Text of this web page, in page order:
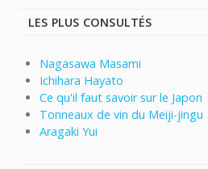
LES PLUS CONSULTÉS
Nagasawa Masami
Ichihara Hayato
Ce qu'il faut savoir sur le Japon
Tonneaux de vin du Meiji-jingu
Aragaki Yui